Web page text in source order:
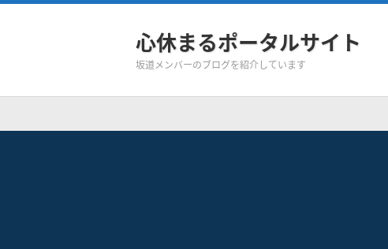
心休まるポータルサイト
坂道メンバーのブログを紹介しています